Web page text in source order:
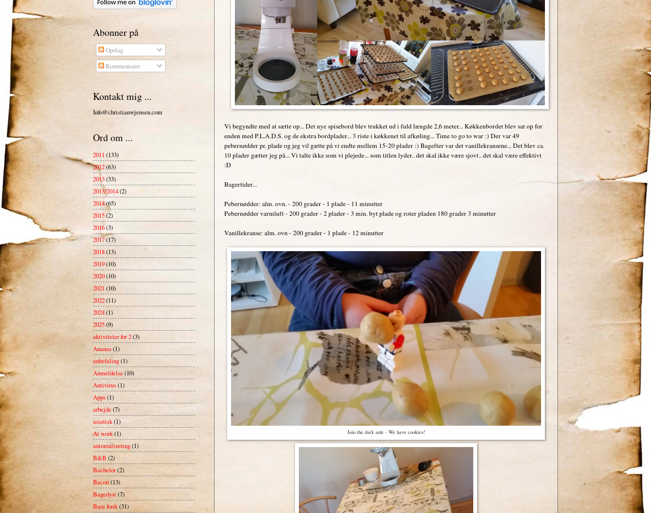
Vi begyndte med at sætte op... Det nye spisebord blev trukket ud i fuld længde 2,6 meter... Køkkenbordet blev sat op for
enden med P.L.A.D.S. og de ekstra bordplader... 3 riste i køkkenet til afkøling... Time to go to war :) Der var 49
pebernødder pr. plade og jeg vil gætte på vi endte mellem 15-20 plader :) Bagefter var det vanillekransene... Det blev ca.
10 plader gætter jeg på... Vi talte ikke som vi plejede... som titlen lyder.. det skal ikke være sjovt.. det skal være effektivt
:D
Bagertider...
Pebernødder: alm. ovn. - 200 grader - 1 plade - 11 minutter
Pebernødder varmluft - 200 grader - 2 plader - 3 min. byt plade og roter pladen 180 grader 3 minutter
Vanillekranse: alm. ovn - 200 grader - 1 plade - 12 minutter
Join the dark side - We have cookies!
Abonner på
Opslag
Kommentarer
Kontakt mig ...
Info@christianwjensen.com
Ord om ...
2011 (133)
2012(63)
2013(33)
2013/2014(2)
2014(65)
2015(2)
2016(3)
2017(17)
2018(13)
2019(10)
2020(10)
2021 (10)
2022(11)
2024(1)
2025(9)
aktiviteter for 2(3)
Ananas(1)
anbefaling(1)
Anmeldelse(10)
Antivirus(1)
Apps(1)
arbejde (7)
asiatisk(1)
At work(1)
automatisering(1)
B&B (2)
Bachelor(2)
Bacon(13)
Bagedyst(7)
Bare fordi (31)